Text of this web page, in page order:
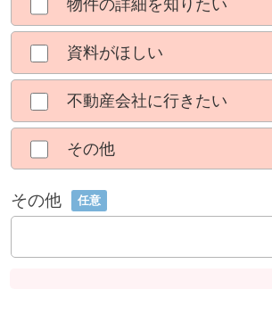
物件の詳細を知りたい
資料がほしい
不動産会社に行きたい
その他
その他 任意